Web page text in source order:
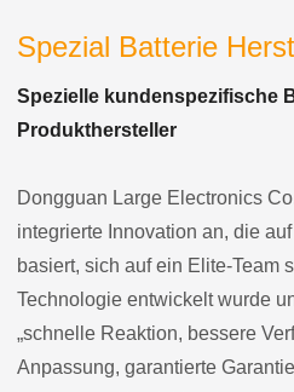
Spezial Batterie
Spezielle kundenspezifische
Produkthersteller
Dongguan Large Electronics
integrierte Innovation an, die
basiert, sich auf ein Elite-Team
Technologie entwickelt wurde
„schnelle Reaktion, bessere
Anpassung, garantierte